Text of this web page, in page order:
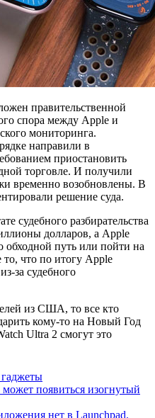
правительственной
спора между Apple и
мониторинга.
направили в
приостановить
торговле. И получили
временно возобновлены. В
решение суда.
судебного разбирательства
долларов, а Apple
обходной путь или пойти на
что по итогу Apple
за судебного
из США, то все кто
кому-то на Новый Год
Ultra 2 смогут это
появиться изогнутый
нет в Launchpad.